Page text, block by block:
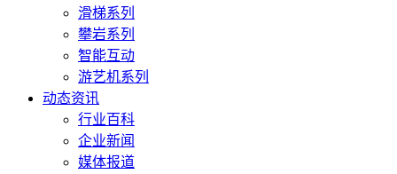
滑梯系列
攀岩系列
智能互动
游艺机系列
动态资讯
行业百科
企业新闻
媒体报道